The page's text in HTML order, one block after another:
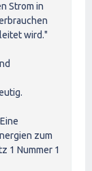
Strom in
wird."
zum
1 Nummer 1